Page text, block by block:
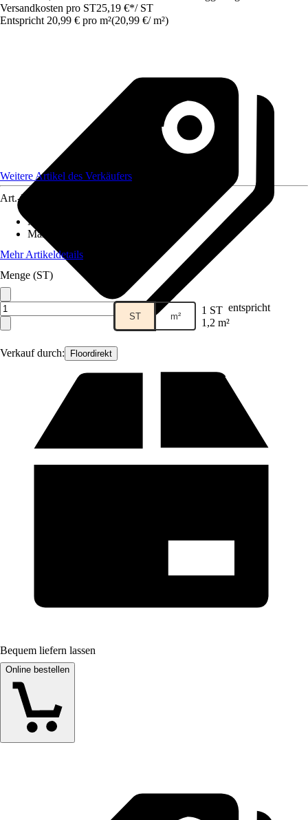
Versandkosten pro ST25,19 €*/ ST
Entspricht 20,99 € pro m²(20,99 €/ m²)
Verkauf durch: Floordirekt
Weitere Artikel des Verkäufers
Art.-Nr.
Material
Maße (BxL)
Mehr Artikeldetails
Menge (ST)
ST m² 1 ST entspricht
1,2 m²
Bequem liefern lassen
Online bestellen